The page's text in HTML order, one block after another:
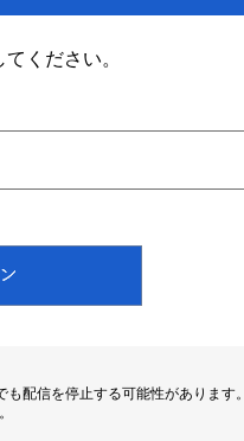
ください。
配信を停止する可能性があります。